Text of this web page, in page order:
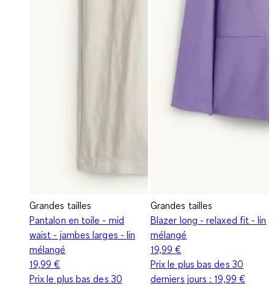
Grandes tailles
Pantalon en toile - mid
waist - jambes larges - lin
mélangé
19,99 €
Prix le plus bas des 30
Grandes tailles
Blazer long - relaxed fit - lin
mélangé
19,99 €
Prix le plus bas des 30
derniers jours :19,99 €